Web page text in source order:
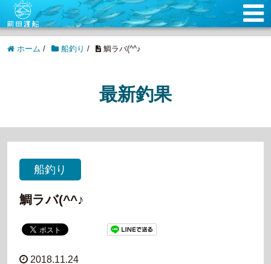
ホーム / 船釣り / 鯛ラバ(^^♪
最新釣果
船釣り
鯛ラバ(^^♪
2018.11.24